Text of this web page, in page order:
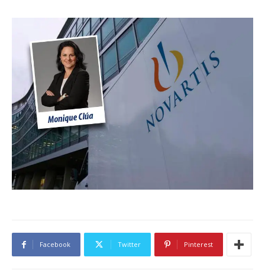
Facebook Twitter Pinterest